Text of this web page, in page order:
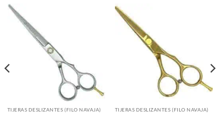
TIJERAS DESLIZANTES (FILO NAVAJA) TIJERAS DESLIZANTES (FILO NAVAJA)